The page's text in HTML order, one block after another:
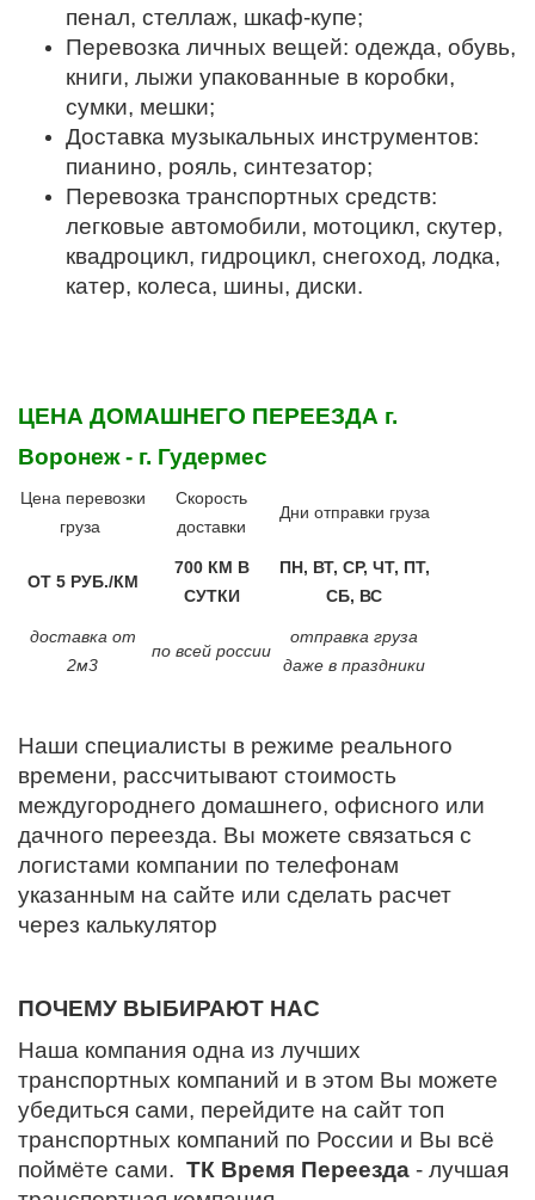
пенал, стеллаж, шкаф-купе;
Перевозка личных вещей: одежда, обувь,
книги, лыжи упакованные в коробки,
сумки, мешки;
Доставка музыкальных инструментов:
пианино, рояль, синтезатор;
Перевозка транспортных средств:
легковые автомобили, мотоцикл, скутер,
квадроцикл, гидроцикл, снегоход, лодка,
катер, колеса, шины, диски.
ЦЕНА ДОМАШНЕГО ПЕРЕЕЗДА г.
Воронеж - г. Гудермес
Цена перевозки
груза
Скорость
доставки
Дни отправки груза
ОТ 5 РУБ./КМ
700 КМ В
СУТКИ
ПН, ВТ, СР, ЧТ, ПТ,
СБ, ВС
доставка от
2м3
по всей россии
отправка груза
даже в праздники
Наши специалисты в режиме реального
времени, рассчитывают стоимость
междугороднего домашнего, офисного или
дачного переезда. Вы можете связаться с
логистами компании по телефонам
указанным на сайте или сделать расчет
через калькулятор
ПОЧЕМУ ВЫБИРАЮТ НАС
Наша компания одна из лучших
транспортных компаний и в этом Вы можете
убедиться сами, перейдите на сайт топ
транспортных компаний по России и Вы всё
поймёте сами. ТК Время Переезда - лучшая